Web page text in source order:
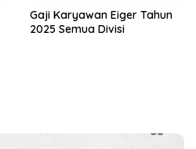
Gaji Karyawan Eiger Tahun
2025 Semua Divisi